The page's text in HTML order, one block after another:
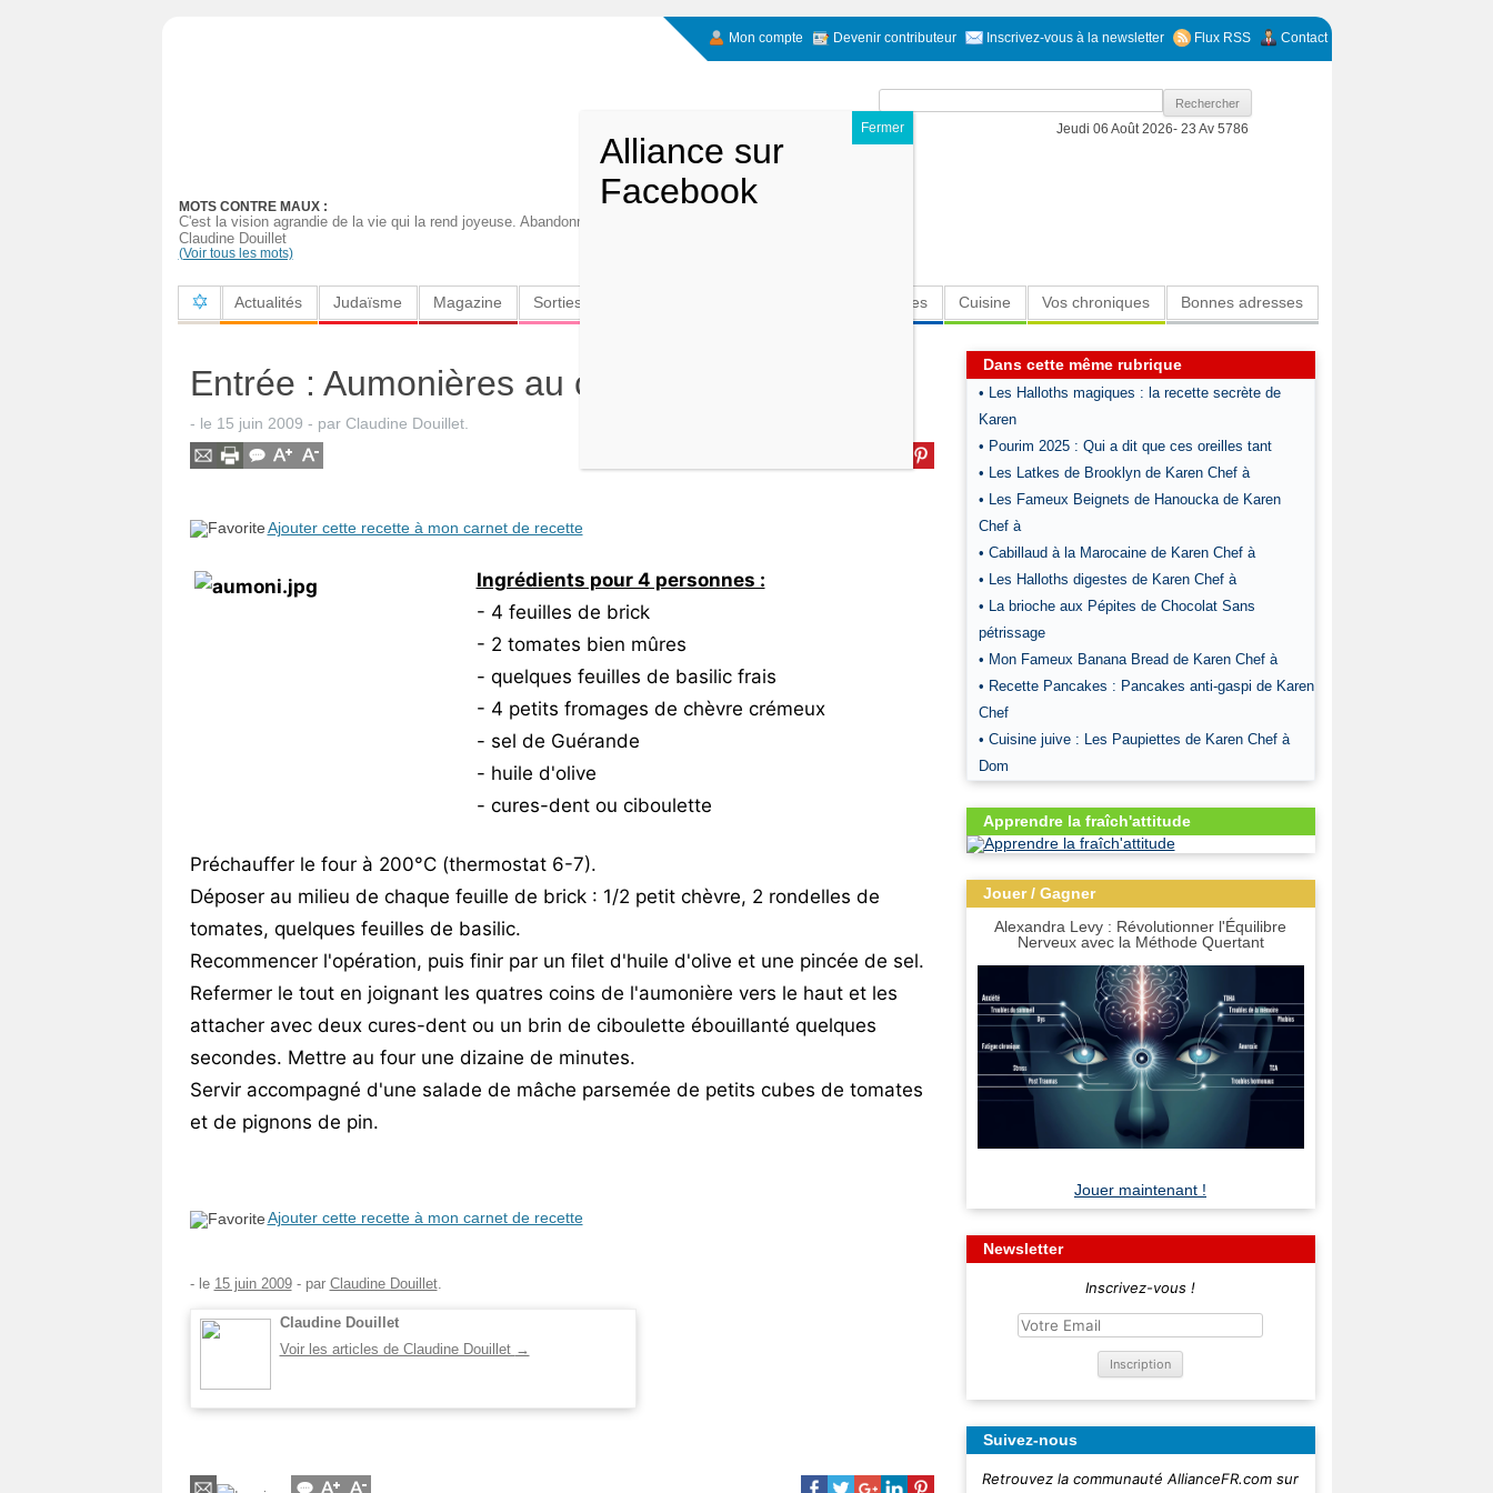
Mon compte Devenir contributeur Inscrivez-vous à la newsletter Flux RSS Contact
MOTS CONTRE MAUX :
C'est la vision agrandie de la vie qui la rend joyeuse. Abandonnez vos peurs elles vous limitent..
Claudine Douillet
(Voir tous les mots)
Rechercher :
Jeudi 06 Août 2026- 23 Av 5786
Actualités Judaïsme Magazine Sorties Insolites Cuisine Vos chroniques Bonnes adresses
Entrée : Aumonières au chèvre et basilic
- le 15 juin 2009 - par Claudine Douillet.
Ajouter cette recette à mon carnet de recette
Ingrédients pour 4 personnes :
- 4 feuilles de brick
- 2 tomates bien mûres
- quelques feuilles de basilic frais
- 4 petits fromages de chèvre crémeux
- sel de Guérande
- huile d'olive
- cures-dent ou ciboulette
Préchauffer le four à 200°C (thermostat 6-7).
Déposer au milieu de chaque feuille de brick : 1/2 petit chèvre, 2 rondelles de
tomates, quelques feuilles de basilic.
Recommencer l'opération, puis finir par un filet d'huile d'olive et une pincée de sel.
Refermer le tout en joignant les quatres coins de l'aumonière vers le haut et les
attacher avec deux cures-dent ou un brin de ciboulette ébouillanté quelques
secondes. Mettre au four une dizaine de minutes.
Servir accompagné d'une salade de mâche parsemée de petits cubes de tomates
et de pignons de pin.
Ajouter cette recette à mon carnet de recette
- le 15 juin 2009- par Claudine Douillet.
Claudine Douillet
Voir les articles de Claudine Douillet →
Dans cette même rubrique
• Les Halloths magiques : la recette secrète de
Karen
• Pourim 2025 : Qui a dit que ces oreilles tant
• Les Latkes de Brooklyn de Karen Chef à
• Les Fameux Beignets de Hanoucka de Karen
Chef à
• Cabillaud à la Marocaine de Karen Chef à
• Les Halloths digestes de Karen Chef à
• La brioche aux Pépites de Chocolat Sans
pétrissage
• Mon Fameux Banana Bread de Karen Chef à
• Recette Pancakes : Pancakes anti-gaspi de Karen
Chef
• Cuisine juive : Les Paupiettes de Karen Chef à
Dom
Apprendre la fraîch'attitude
Jouer / Gagner
Alexandra Levy : Révolutionner l'Équilibre
Nerveux avec la Méthode Quertant
Jouer maintenant !
Newsletter
Inscrivez-vous !
Suivez-nous
Retrouvez la communauté AllianceFR.com sur